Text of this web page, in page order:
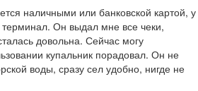
наличными или банковской картой, у
терминал. Он выдал мне все чеки,
довольна. Сейчас могу
купальник порадовал. Он не
воды, сразу сел удобно, нигде не